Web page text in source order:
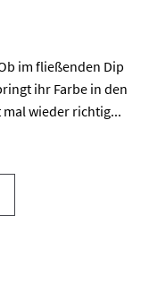
im fließenden Dip
ihr Farbe in den
wieder richtig...